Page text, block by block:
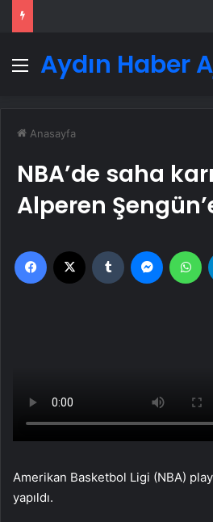
Menü
Aydın Haber
Anasayfa
NBA’de saha
Alperen
Facebook Tumblr
Amerikan Basketbol Ligi (NBA)
yapıldı.